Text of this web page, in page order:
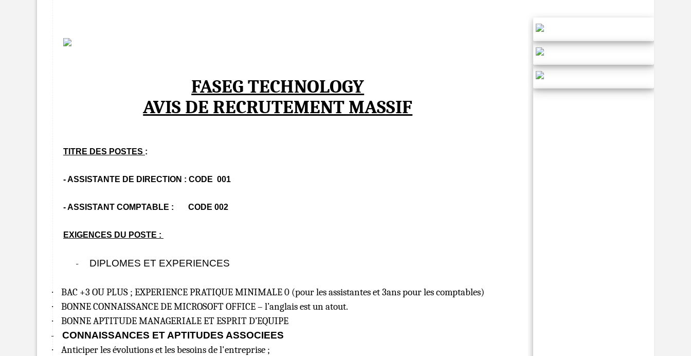
FASEG TECHNOLOGY
AVIS DE RECRUTEMENT MASSIF
TITRE DES POSTES :
- ASSISTANTE DE DIRECTION : CODE 001
- ASSISTANT COMPTABLE : CODE 002
EXIGENCES DU POSTE :
- DIPLOMES ET EXPERIENCES
· BAC +3 OU PLUS ; EXPERIENCE PRATIQUE MINIMALE 0 (pour les assistantes et 3ans pour les comptables)
· BONNE CONNAISSANCE DE MICROSOFT OFFICE – l’anglais est un atout.
·
BONNE APTITUDE MANAGERIALE ET ESPRIT D’EQUIPE
-
CONNAISSANCES ET APTITUDES ASSOCIEES
·
Anticiper les évolutions et les besoins de l'entreprise ;